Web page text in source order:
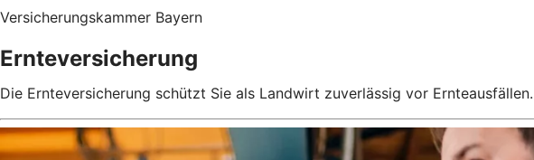
Versicherungskammer Bayern
Ernteversicherung
Die Ernteversicherung schützt Sie als Landwirt zuverlässig vor Ernteausfällen.